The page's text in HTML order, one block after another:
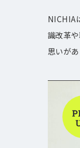
NICHIA
識改革
思いが